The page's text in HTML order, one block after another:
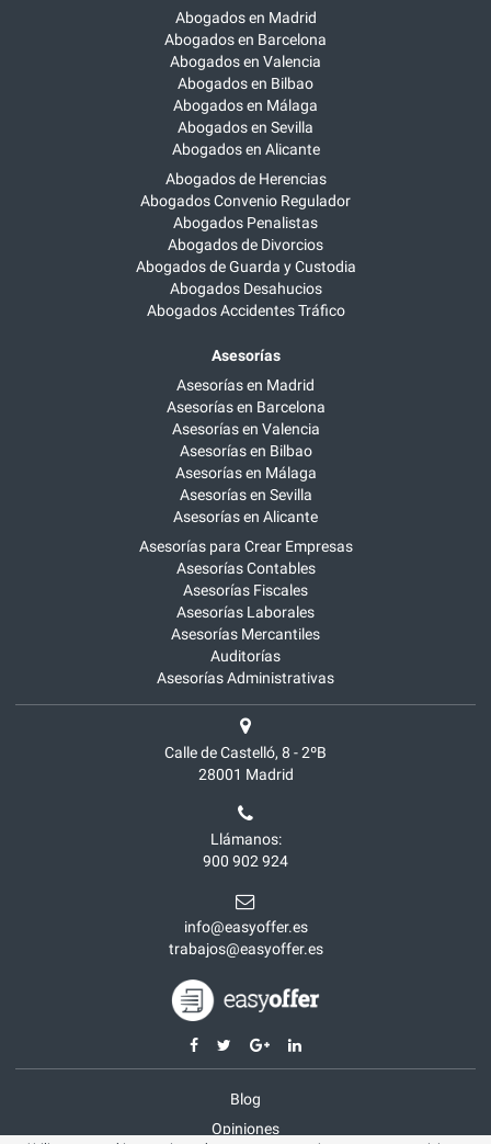
Abogados en Madrid
Abogados en Barcelona
Abogados en Valencia
Abogados en Bilbao
Abogados en Málaga
Abogados en Sevilla
Abogados en Alicante
Abogados de Herencias
Abogados Convenio Regulador
Abogados Penalistas
Abogados de Divorcios
Abogados de Guarda y Custodia
Abogados Desahucios
Abogados Accidentes Tráfico
Asesorías
Asesorías en Madrid
Asesorías en Barcelona
Asesorías en Valencia
Asesorías en Bilbao
Asesorías en Málaga
Asesorías en Sevilla
Asesorías en Alicante
Asesorías para Crear Empresas
Asesorías Contables
Asesorías Fiscales
Asesorías Laborales
Asesorías Mercantiles
Auditorías
Asesorías Administrativas
Calle de Castelló, 8 - 2ºB
28001 Madrid
Llámanos:
900 902 924
info@easyoffer.es
trabajos@easyoffer.es
Blog
Opiniones